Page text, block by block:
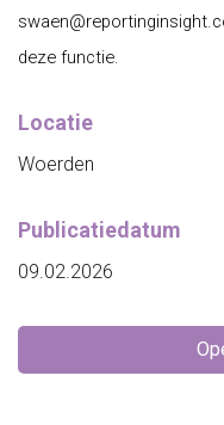
deze functie.
Locatie
Woerden
Publicatiedatum
09.02.2026